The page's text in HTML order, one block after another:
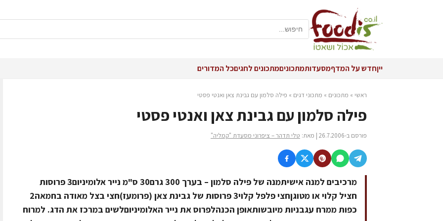
ייןחדש על המדףמסעדותמתכוניםמתכונים לחגיםכל המדורים
ראשי » מתכונים » מתכוני דגים » פילה סלמון עם גבינת צאן ואנטי פסטי
פילה סלמון עם גבינת צאן ואנטי פסטי
פורסם ב-26.7.2006 | מאת: טלי תדהר – ציפרוני מסעדת "קמליה"
מרכיבים למנה אישיתמנה של פילה סלמון – בערך 300 גרם30 ס"מ נייר אלומיניום3 פרוסות
חציל קלוי או מטוגןחצי פלפל קלוי3 פרוסות של גבינת צאן (פרומעז)חצי בצל מאודה בחמאה2
כפות ממרח עגבניות מיובשותאופן הכנהלפרוס את נייר האלומיניוםלשים במרכז את הדג. למרוח